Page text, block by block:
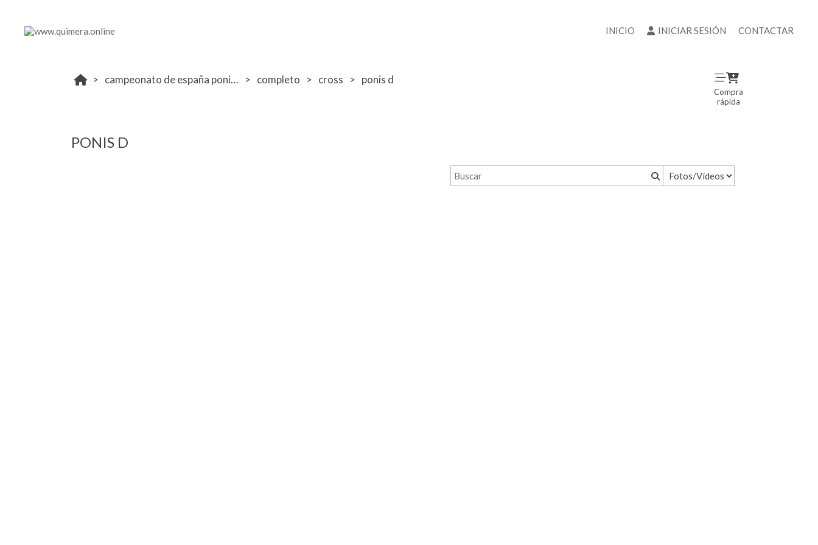
INICIO INICIAR SESIÓN CONTACTAR
campeonato de españa ponis 2024 completo cross ponis d
Compra
rápida
PONIS D